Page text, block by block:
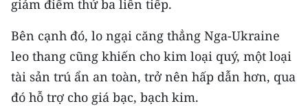
Media Giáo dục
Media Y tế
giảm điểm thứ ba liên tiếp.
Bên cạnh đó, lo ngại căng thẳng Nga-Ukraine
leo thang cũng khiến cho kim loại quý, một loại
tài sản trú ẩn an toàn, trở nên hấp dẫn hơn, qua
đó hỗ trợ cho giá bạc, bạch kim.